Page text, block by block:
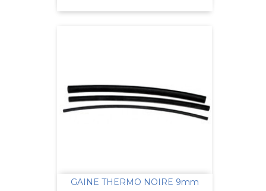
GAINE THERMO NOIRE 9mm